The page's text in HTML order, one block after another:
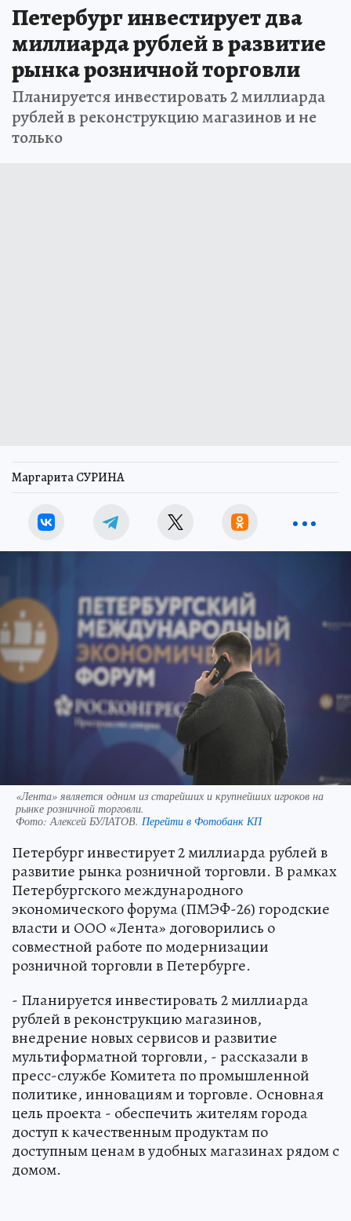
Петербург инвестирует два
миллиарда рублей в развитие
рынка розничной торговли
Планируется инвестировать 2 миллиарда
рублей в реконструкцию магазинов и не
только
Маргарита СУРИНА
«Лента» является одним из старейших и крупнейших игроков на
рынке розничной торговли.
Фото: Алексей БУЛАТОВ. Перейти в Фотобанк КП
Петербург инвестирует 2 миллиарда рублей в
развитие рынка розничной торговли. В рамках
Петербургского международного
экономического форума (ПМЭФ-26) городские
власти и ООО «Лента» договорились о
совместной работе по модернизации
розничной торговли в Петербурге.
- Планируется инвестировать 2 миллиарда
рублей в реконструкцию магазинов,
внедрение новых сервисов и развитие
мультиформатной торговли, - рассказали в
пресс-службе Комитета по промышленной
политике, инновациям и торговле. Основная
цель проекта - обеспечить жителям города
доступ к качественным продуктам по
доступным ценам в удобных магазинах рядом с
домом.